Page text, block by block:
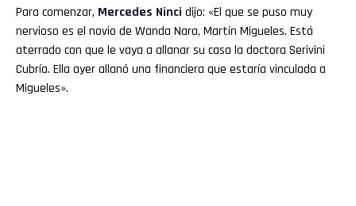
Para comenzar, Mercedes Ninci dijo: «El que se puso muy
nervioso es el novio de Wanda Nara, Martín Migueles. Está
aterrado con que le vaya a allanar su casa la doctora Serivini
Cubría. Ella ayer allanó una financiera que estaría vinculada a
Migueles».